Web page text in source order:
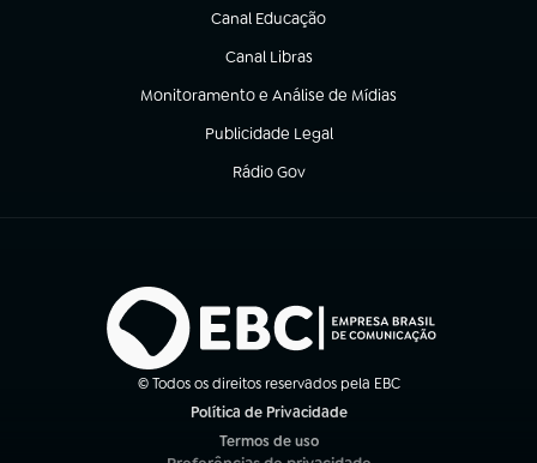
Canal Educação
(abre em nova aba)
Canal Libras
(abre em nova aba)
Monitoramento e Análise de Mídias
(abre em nova aba)
Publicidade Legal
(abre em nova aba)
Rádio Gov
(abre em nova aba)
© Todos os direitos reservados pela EBC
Política de Privacidade
Termos de uso
(abre em nova aba)